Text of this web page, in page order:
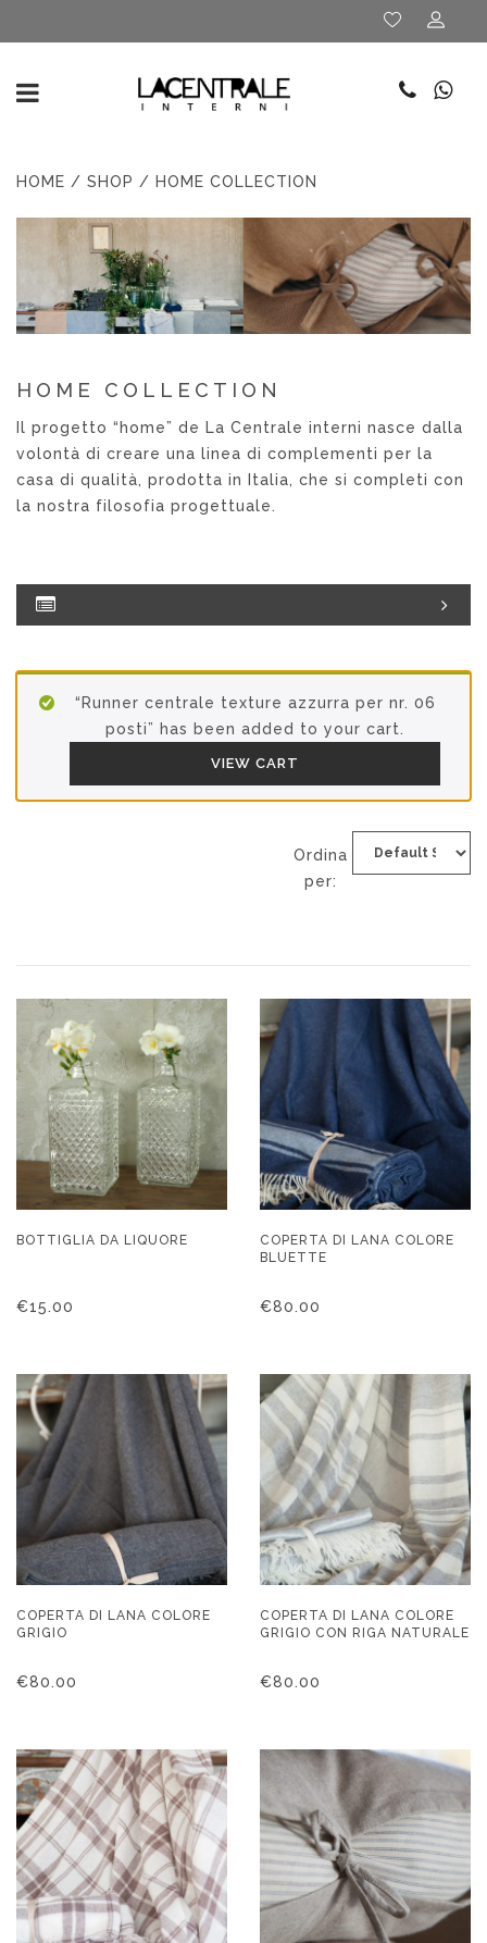
HOME / SHOP / HOME COLLECTION
HOME COLLECTION
Il progetto “home” de La Centrale interni nasce dalla
volontà di creare una linea di complementi per la
casa di qualità, prodotta in Italia, che si completi con
la nostra filosofia progettuale.
“Runner centrale texture azzurra per nr. 06
posti” has been added to your cart.
VIEW CART
Ordina
per:
BOTTIGLIA DA LIQUORE
€15.00
COPERTA DI LANA COLORE
BLUETTE
€80.00
COPERTA DI LANA COLORE
GRIGIO
€80.00
COPERTA DI LANA COLORE
GRIGIO CON RIGA NATURALE
€80.00